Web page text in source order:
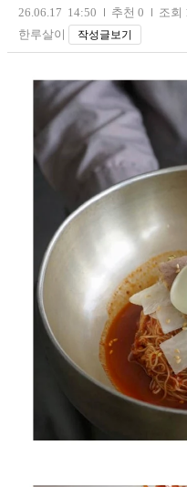
26.06.17 14:50 추천 0
조회
한루살이
작성글보기